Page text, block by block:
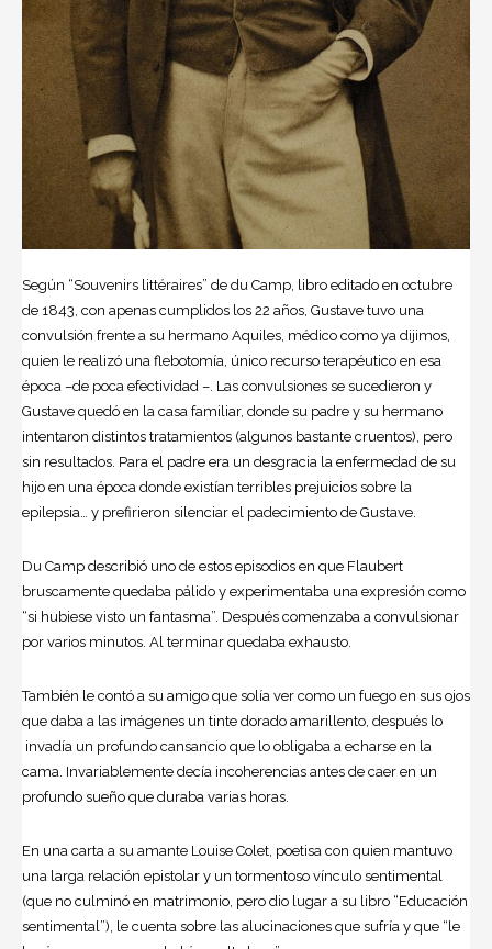
Según “Souvenirs littéraires” de du Camp, libro editado en octubre
de 1843, con apenas cumplidos los 22 años, Gustave tuvo una
convulsión frente a su hermano Aquiles, médico como ya dijimos,
quien le realizó una flebotomía, único recurso terapéutico en esa
época –de poca efectividad –. Las convulsiones se sucedieron y
Gustave quedó en la casa familiar, donde su padre y su hermano
intentaron distintos tratamientos (algunos bastante cruentos), pero
sin resultados. Para el padre era un desgracia la enfermedad de su
hijo en una época donde existían terribles prejuicios sobre la
epilepsia… y prefirieron silenciar el padecimiento de Gustave.
Du Camp describió uno de estos episodios en que Flaubert
bruscamente quedaba pálido y experimentaba una expresión como
“si hubiese visto un fantasma”. Después comenzaba a convulsionar
por varios minutos. Al terminar quedaba exhausto.
También le contó a su amigo que solía ver como un fuego en sus ojos
que daba a las imágenes un tinte dorado amarillento, después lo
invadía un profundo cansancio que lo obligaba a echarse en la
cama. Invariablemente decía incoherencias antes de caer en un
profundo sueño que duraba varias horas.
En una carta a su amante Louise Colet, poetisa con quien mantuvo
una larga relación epistolar y un tormentoso vínculo sentimental
(que no culminó en matrimonio, pero dio lugar a su libro “Educación
sentimental”), le cuenta sobre las alucinaciones que sufría y que “le